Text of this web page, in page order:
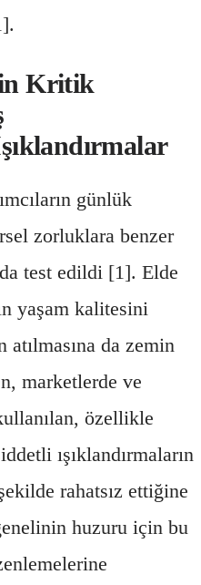
Kritik
günlük
zorluklara benzer
test edildi [1]. Elde
yaşam kalitesini
atılmasına da zemin
marketlerde ve
özellikle
ışıklandırmaların
rahatsız ettiğine
huzuru için bu